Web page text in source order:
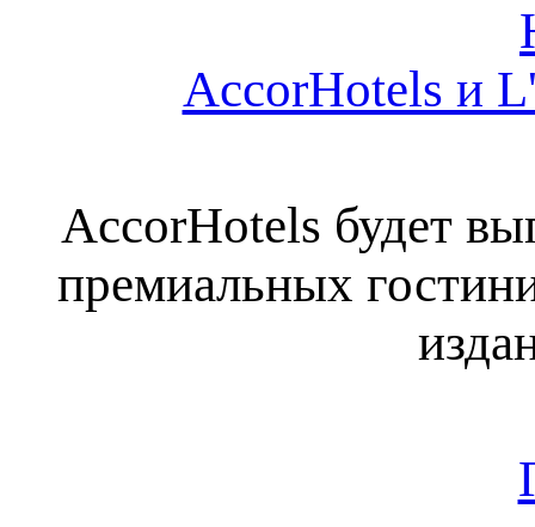
AccorHotels и
AccorHotels будет
премиальных